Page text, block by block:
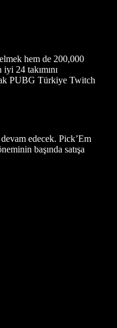
hem de 200,000
24 takımını
PUBG Türkiye Twitch
edecek. Pick’Em
başında satışa